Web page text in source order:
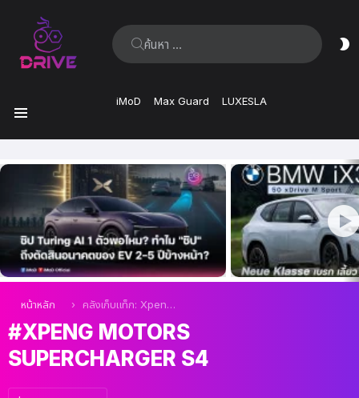
ค้นหา:
iMoD Max Guard LUXESLA
ล่าสุด
คุณอยู่ที่นี่:
หน้าหลัก คลังเก็บแท็ก: Xpeng Motors Supercharger S4
XPENG MOTORS
SUPERCHARGER S4